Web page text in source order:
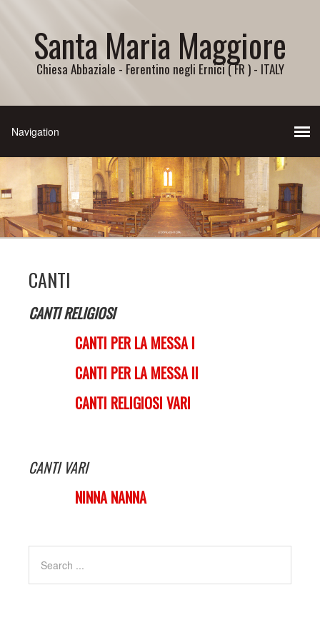
Santa Maria Maggiore
Chiesa Abbaziale - Ferentino negli Ernici ( FR ) - ITALY
CANTI
CANTI RELIGIOSI
CANTI PER LA MESSA I
CANTI PER LA MESSA II
CANTI RELIGIOSI VARI
CANTI VARI
NINNA NANNA